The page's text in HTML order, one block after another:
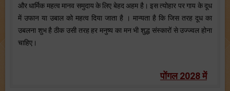
और धार्मिक महत्व मानव समुदाय के लिए बेहद अहम है। इस त्योहार पर गाय के दूध
में उफान या उबाल को महत्व दिया जाता है । मान्यता है कि जिस तरह दूध का
उबलना शुभ है ठीक उसी तरह हर मनुष्य का मन भी शुद्ध संस्कारों से उज्ज्वल होना
चाहिए।
पोंगल 2028 में